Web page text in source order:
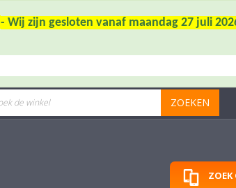
- Wij zijn gesloten vanaf maandag 27 juli
ZOEKEN
ZOEK